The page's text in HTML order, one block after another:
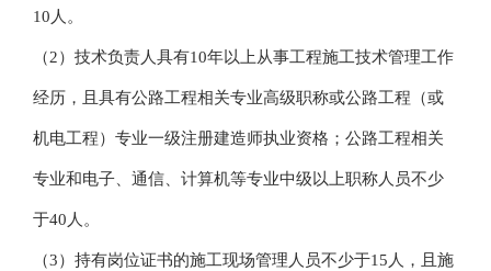
10人。
（2）技术负责人具有10年以上从事工程施工技术管理工作
经历，且具有公路工程相关专业高级职称或公路工程（或
机电工程）专业一级注册建造师执业资格；公路工程相关
专业和电子、通信、计算机等专业中级以上职称人员不少
于40人。
（3）持有岗位证书的施工现场管理人员不少于15人，且施